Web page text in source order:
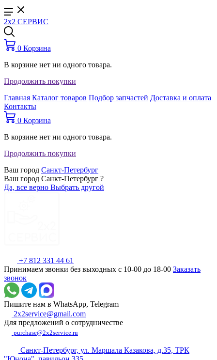
2x2 СЕРВИС
0 Корзина
В корзине нет ни одного товара.
Продолжить покупки
Главная Каталог товаров Подбор запчастей Доставка и оплата
Контакты
0 Корзина
В корзине нет ни одного товара.
Продолжить покупки
Ваш город Санкт-Петербург
Ваш город Санкт-Петербург ?
Да, все верно Выбрать другой
+7 812 331 44 61
Принимаем звонки без выходных с 10-00 до 18-00 Заказать
звонок
Пишите нам в WhatsApp, Telegram
2x2service@gmail.com
Для предложений о сотрудничестве
purchase@2x2service.ru
Санкт-Петербург, ул. Маршала Казакова, д.35, ТРК